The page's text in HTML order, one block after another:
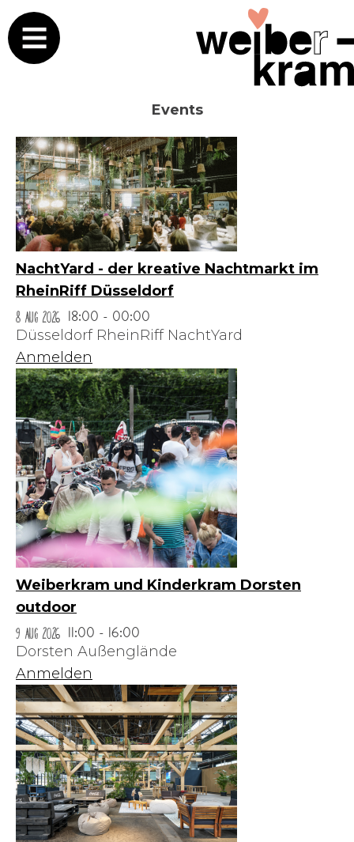
Events
NachtYard - der kreative Nachtmarkt im
RheinRiff Düsseldorf
8 Aug 2026
18:00 - 00:00
Düsseldorf RheinRiff NachtYard
Anmelden
Weiberkram und Kinderkram Dorsten
outdoor
9 Aug 2026
11:00 - 16:00
Dorsten Außenglände
Anmelden